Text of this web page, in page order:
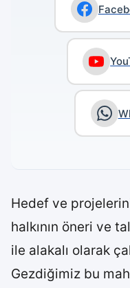
Hedef ve
halkının öneri ve
ile alakalı olarak
Gezdiğimiz bu